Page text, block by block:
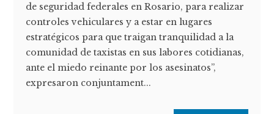
de seguridad federales en Rosario, para realizar
controles vehiculares y a estar en lugares
estratégicos para que traigan tranquilidad a la
comunidad de taxistas en sus labores cotidianas,
ante el miedo reinante por los asesinatos”,
expresaron conjuntament...